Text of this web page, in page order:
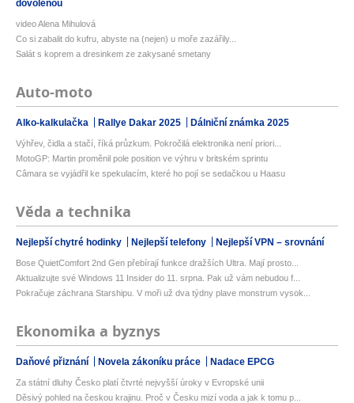
dovolenou
video Alena Mihulová
Co si zabalit do kufru, abyste na (nejen) u moře zazářily...
Salát s koprem a dresinkem ze zakysané smetany
Auto-moto
Alko-kalkulačka Rallye Dakar 2025 Dálniční známka 2025
Výhřev, čidla a stačí, říká průzkum. Pokročilá elektronika není priori...
MotoGP: Martin proměnil pole position ve výhru v britském sprintu
Câmara se vyjádřil ke spekulacím, které ho pojí se sedačkou u Haasu
Věda a technika
Nejlepší chytré hodinky Nejlepší telefony Nejlepší VPN – srovnání
Bose QuietComfort 2nd Gen přebírají funkce dražších Ultra. Mají prosto...
Aktualizujte své Windows 11 Insider do 11. srpna. Pak už vám nebudou f...
Pokračuje záchrana Starshipu. V moři už dva týdny plave monstrum vysok...
Ekonomika a byznys
Daňové přiznání Novela zákoníku práce Nadace EPCG
Za státní dluhy Česko platí čtvrté nejvyšší úroky v Evropské unii
Děsivý pohled na českou krajinu. Proč v Česku mizí voda a jak k tomu p...